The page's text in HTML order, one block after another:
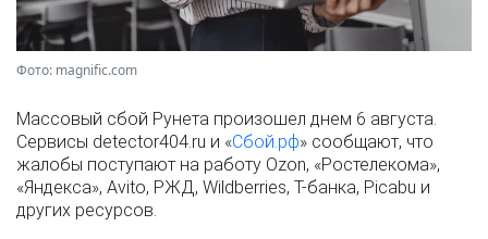
Фото: magnific.com
Массовый сбой Рунета произошел днем 6 августа.
Сервисы detector404.ru и «Сбой.рф» сообщают, что
жалобы поступают на работу Ozon, «Ростелекома»,
«Яндекса», Avito, РЖД, Wildberries, Т-банка, Picabu и
других ресурсов.